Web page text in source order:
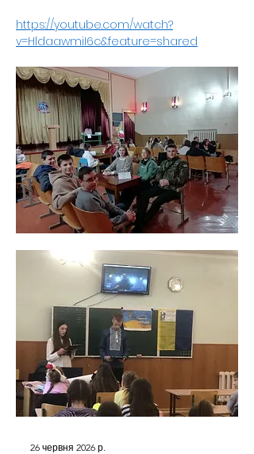
https://youtube.com/watch?
v=HldaawmiI6c&feature=shared
26 червня 2026 р.